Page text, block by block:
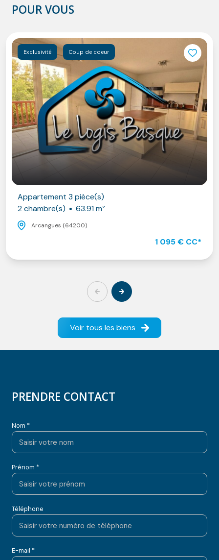
POUR VOUS
Exclusivité Coup de coeur
Appartement 3 pièce(s)
2 chambre(s)
63.91 m²
Arcangues (64200)
1 095 € CC*
Voir tous les biens
PRENDRE CONTACT
Nom *
Prénom *
Téléphone
E-mail *